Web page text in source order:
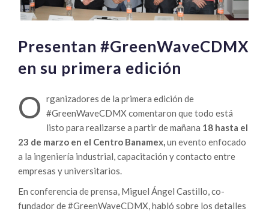
Presentan #GreenWaveCDMX
en su primera edición
O rganizadores de la primera edición de
#GreenWaveCDMX comentaron que todo está
listo para realizarse a partir de mañana 18 hasta el
23 de marzo en el Centro Banamex,un evento enfocado
a la ingeniería industrial, capacitación y contacto entre
empresas y universitarios.
En conferencia de prensa, Miguel Ángel Castillo, co-
fundador de #GreenWaveCDMX, habló sobre los detalles